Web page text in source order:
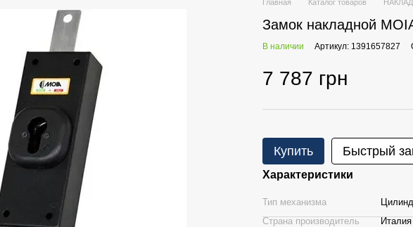
Главная Каталог товаров
Замок накладной
В наличии Артикул: 1391657827
7 787 грн
Купить Быстрый
Характеристики
Тип механизма
Страна производитель
Италия